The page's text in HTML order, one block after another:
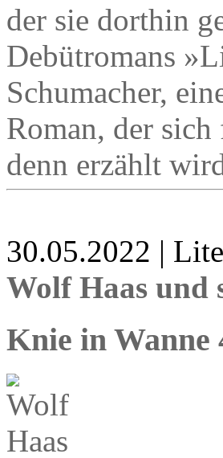
der sie dorthin
Debütromans
Schumacher,
Roman, der
denn erzählt
30.05.2022 |
Wolf Haas und
Knie in Wanne